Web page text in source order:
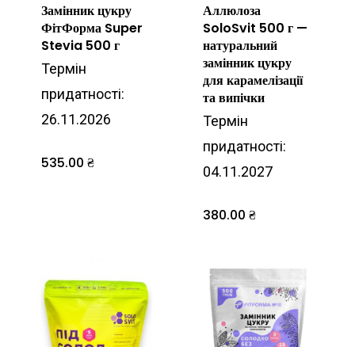
Замінник цукру
ФітФорма Super
Stevia 500 г
Термін
придатності:
26.11.2026
535.00 ₴
Аллюлоза
SoloSvit 500 г —
натуральний
замінник цукру
для карамелізації
та випічки
Термін
придатності:
04.11.2027
380.00₴